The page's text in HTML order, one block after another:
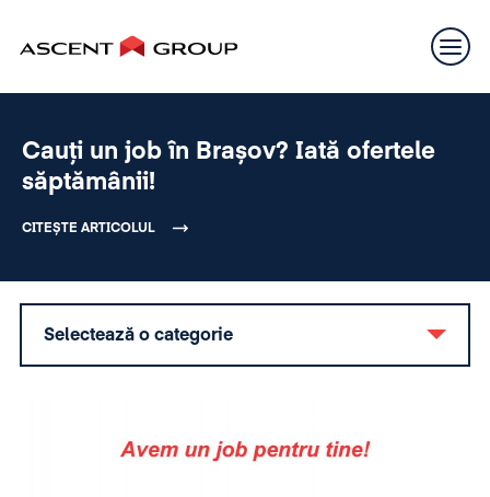
Cauți un job în Brașov? Iată ofertele
săptămânii!
CITEȘTE ARTICOLUL
Selectează o categorie